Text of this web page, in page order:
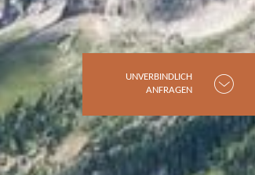
UNVERBINDLICH
ANFRAGEN